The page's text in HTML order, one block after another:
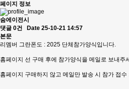
페이지 정보
숨에이전시
댓글 0건
Date 25-10-21 14:57
본문
리멤버 그란폰도 : 2025 단체참가양식입니다.
홈페이지 선 구매 후에 참가양식을 메일로 보내주
홈페이지 구매하지 않고 메일만 발송 시 참가 접수